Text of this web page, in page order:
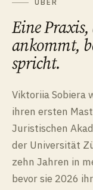
ÜBER
Eine
ankommt,
spricht.
Viktoriia Sobiera
ihren ersten
Juristischen
der Universität
zehn Jahren in
bevor sie 2026